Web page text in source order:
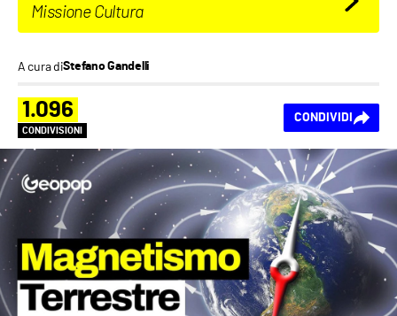
Missione Cultura
A cura diStefano Gandelli
1.096
CONDIVISIONI
CONDIVIDI